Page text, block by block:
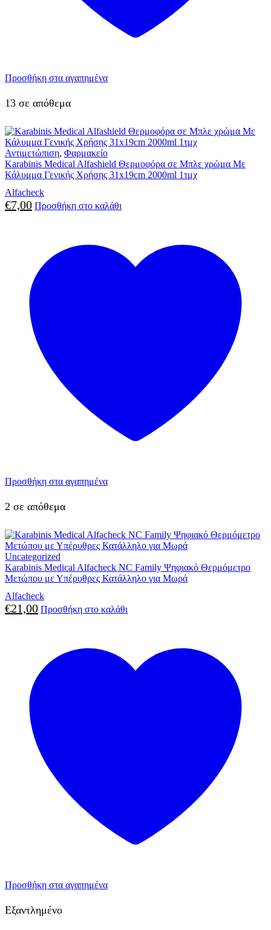
Προσθήκη στα αγαπημένα
13 σε απόθεμα
Αντιμετώπιση, Φαρμακείο
Karabinis Medical Alfashield Θερμοφόρα σε Μπλε χρώμα Με
Κάλυμμα Γενικής Χρήσης 31x19cm 2000ml 1τμχ
Alfacheck
€7,00 Προσθήκη στο καλάθι
Προσθήκη στα αγαπημένα
2 σε απόθεμα
Uncategorized
Karabinis Medical Alfacheck NC Family Ψηφιακό Θερμόμετρο
Μετώπου με Υπέρυθρες Κατάλληλο για Μωρά
Alfacheck
€21,00 Προσθήκη στο καλάθι
Προσθήκη στα αγαπημένα
Εξαντλημένο